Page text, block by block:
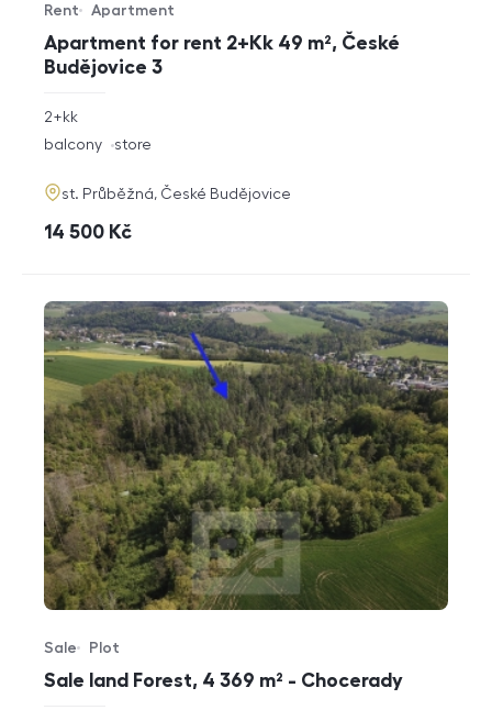
Apartment for rent 2+Kk 49 m², České
Budějovice 3
Offer type
Rent
Property type
Apartment
rozměry
disposition
2+kk
funkce
balcony store
adresa
st. Průběžná, České Budějovice
cena
14 500 Kč
Sale land Forest, 4 369 m² - Chocerady
Offer type
Sale
Property type
Plot